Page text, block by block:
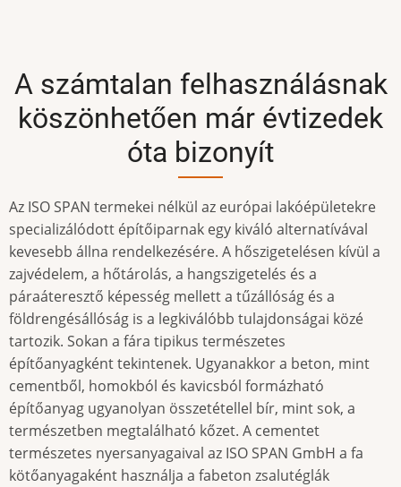
A számtalan felhasználásnak
köszönhetően már évtizedek
óta bizonyít
Az ISO SPAN termekei nélkül az európai lakóépületekre
specializálódott építőiparnak egy kiváló alternatívával
kevesebb állna rendelkezésére. A hőszigetelésen kívül a
zajvédelem, a hőtárolás, a hangszigetelés és a
páraáteresztő képesség mellett a tűzállóság és a
földrengésállóság is a legkiválóbb tulajdonságai közé
tartozik. Sokan a fára tipikus természetes
építőanyagként tekintenek. Ugyanakkor a beton, mint
cementből, homokból és kavicsból formázható
építőanyag ugyanolyan összetétellel bír, mint sok, a
természetben megtalálható kőzet. A cementet
természetes nyersanyagaival az ISO SPAN GmbH a fa
kötőanyagaként használja a fabeton zsalutéglák